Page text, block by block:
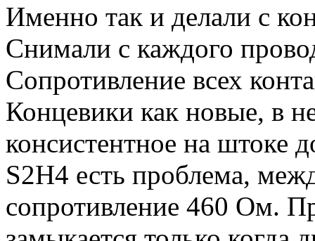
Именно так и делали с
Снимали с каждого
Сопротивление всех
Концевики как новые, в
консистентное на штоке
S2H4 есть проблема,
сопротивление 460 Ом.